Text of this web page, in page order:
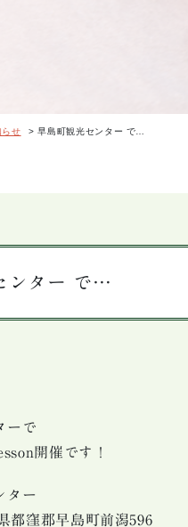
らせ >早島町観光センター で…
ンター で…
ーで
開催です！
ター
都窪郡早島町前潟596